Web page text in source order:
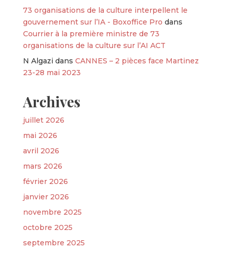
73 organisations de la culture interpellent le
gouvernement sur l’IA - Boxoffice Pro dans
Courrier à la première ministre de 73
organisations de la culture sur l’AI ACT
N Algazi dans CANNES – 2 pièces face Martinez
23-28 mai 2023
Archives
juillet 2026
mai 2026
avril 2026
mars 2026
février 2026
janvier 2026
novembre 2025
octobre 2025
septembre 2025